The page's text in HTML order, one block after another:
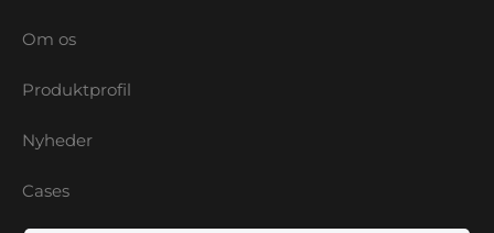
Om os
Produktprofil
Nyheder
Cases